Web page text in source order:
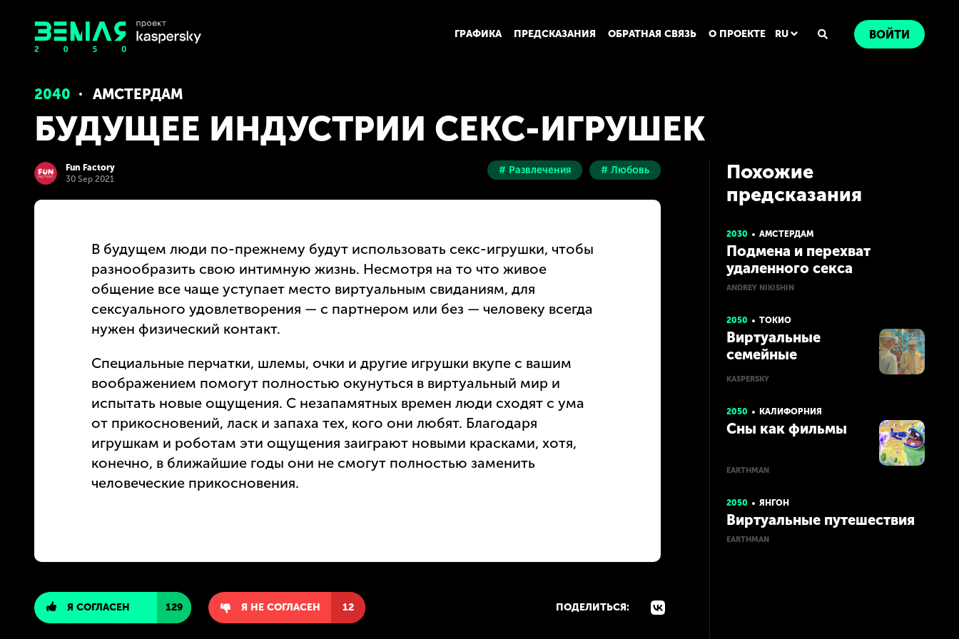
ГРАФИКА ПРЕДСКАЗАНИЯ ОБРАТНАЯ СВЯЗЬ О ПРОЕКТЕ RU ВОЙТИ
2040 АМСТЕРДАМ
БУДУЩЕЕ ИНДУСТРИИ СЕКС-ИГРУШЕК
Fun Factory
30 Sep 2021
# Развлечения # Любовь
В будущем люди по-прежнему будут использовать секс-игрушки, чтобы
разнообразить свою интимную жизнь. Несмотря на то что живое
общение все чаще уступает место виртуальным свиданиям, для
сексуального удовлетворения — с партнером или без — человеку всегда
нужен физический контакт.
Специальные перчатки, шлемы, очки и другие игрушки вкупе с вашим
воображением помогут полностью окунуться в виртуальный мир и
испытать новые ощущения. С незапамятных времен люди сходят с ума
от прикосновений, ласк и запаха тех, кого они любят. Благодаря
игрушкам и роботам эти ощущения заиграют новыми красками, хотя,
конечно, в ближайшие годы они не смогут полностью заменить
человеческие прикосновения.
Я СОГЛАСЕН 129 Я НЕ СОГЛАСЕН 12 ПОДЕЛИТЬСЯ:
Похожие
предсказания
2030 АМСТЕРДАМ
Подмена и перехват
удаленного секса
ANDREY NIKISHIN
2050 ТОКИО
Виртуальные
семейные
путешествия
KASPERSKY
2050 КАЛИФОРНИЯ
Сны как фильмы
EARTHMAN
2050 ЯНГОН
Виртуальные путешествия
EARTHMAN